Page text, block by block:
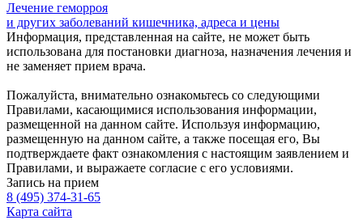
Лечение геморроя
и других заболеваний кишечника, адреса и цены
Информация, представленная на сайте, не может быть
использована для постановки диагноза, назначения лечения и
не заменяет прием врача.
Пожалуйста, внимательно ознакомьтесь со следующими
Правилами, касающимися использования информации,
размещенной на данном сайте. Используя информацию,
размещенную на данном сайте, а также посещая его, Вы
подтверждаете факт ознакомления с настоящим заявлением и
Правилами, и выражаете согласие с его условиями.
Запись на прием
8 (495) 374-31-65
Карта сайта